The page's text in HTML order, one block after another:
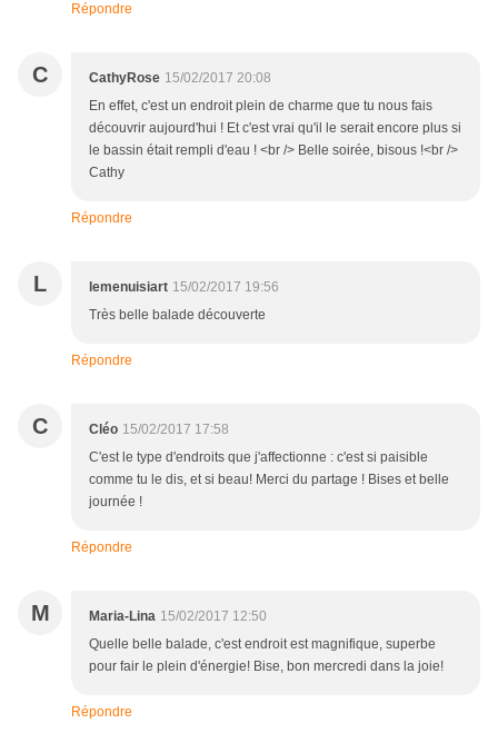
Répondre
C CathyRose 15/02/2017 20:08
En effet, c'est un endroit plein de charme que tu nous fais
découvrir aujourd'hui ! Et c'est vrai qu'il le serait encore plus si
le bassin était rempli d'eau ! <br /> Belle soirée, bisous !<br />
Cathy
Répondre
L lemenuisiart 15/02/2017 19:56
Très belle balade découverte
Répondre
C Cléo 15/02/2017 17:58
C'est le type d'endroits que j'affectionne : c'est si paisible
comme tu le dis, et si beau! Merci du partage ! Bises et belle
journée !
Répondre
M Maria-Lina 15/02/2017 12:50
Quelle belle balade, c'est endroit est magnifique, superbe
pour fair le plein d'énergie! Bise, bon mercredi dans la joie!
Répondre